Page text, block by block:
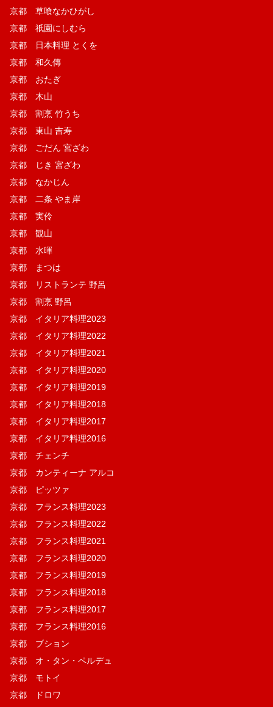
京都 草喰なかひがし
京都 祇園にしむら
京都 日本料理 とくを
京都 和久傳
京都 おたぎ
京都 木山
京都 割烹 竹うち
京都 東山 吉寿
京都 ごだん 宮ざわ
京都 じき 宮ざわ
京都 なかじん
京都 二条 やま岸
京都 実伶
京都 観山
京都 水暉
京都 まつは
京都 リストランテ 野呂
京都 割烹 野呂
京都 イタリア料理2023
京都 イタリア料理2022
京都 イタリア料理2021
京都 イタリア料理2020
京都 イタリア料理2019
京都 イタリア料理2018
京都 イタリア料理2017
京都 イタリア料理2016
京都 チェンチ
京都 カンティーナ アルコ
京都 ピッツァ
京都 フランス料理2023
京都 フランス料理2022
京都 フランス料理2021
京都 フランス料理2020
京都 フランス料理2019
京都 フランス料理2018
京都 フランス料理2017
京都 フランス料理2016
京都 ブション
京都 オ・タン・ペルデュ
京都 モトイ
京都 ドロワ